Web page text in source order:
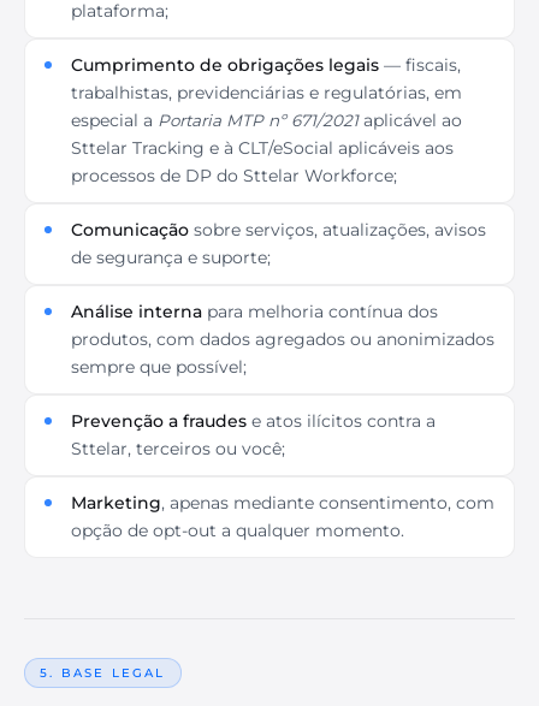
plataforma;
Cumprimento de obrigações legais — fiscais,
trabalhistas, previdenciárias e regulatórias, em
especial a Portaria MTP nº 671/2021aplicável ao
Sttelar Tracking e à CLT/eSocial aplicáveis aos
processos de DP do Sttelar Workforce;
Comunicação sobre serviços, atualizações, avisos
de segurança e suporte;
Análise interna para melhoria contínua dos
produtos, com dados agregados ou anonimizados
sempre que possível;
Prevenção a fraudes e atos ilícitos contra a
Sttelar, terceiros ou você;
Marketing, apenas mediante consentimento, com
opção de opt-out a qualquer momento.
5. BASE LEGAL